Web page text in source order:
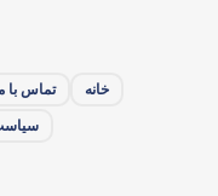
خانه تماس با